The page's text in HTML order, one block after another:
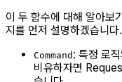
이 두 함수에 대해 알아보
지를 먼저 설명하겠습니다.
Command : 특정 로
비유하자면